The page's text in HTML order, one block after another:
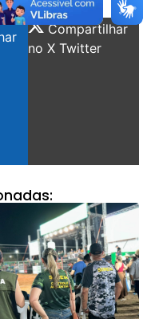
Compartilhar
no X Twitter